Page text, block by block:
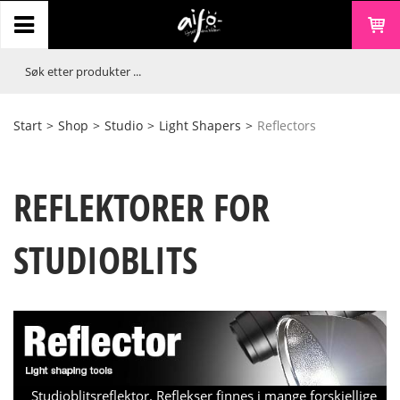
Start > Shop > Studio > Light Shapers > Reflectors
REFLEKTORER FOR
STUDIOBLITS
Studioblitsreflektor. Reflekser finnes i mange forskjellige